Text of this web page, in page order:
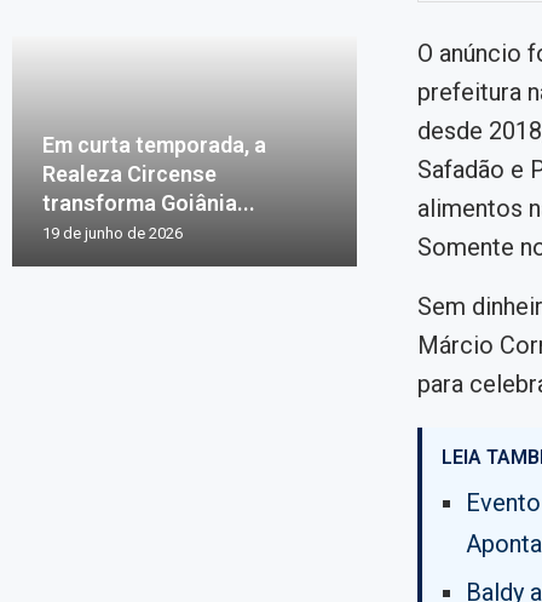
O anúncio
prefeitura
desde
Safadão e
alimentos
Somente
Sem
Márcio
para
LEIA
Baldy
Em curta temporada, a
Realeza Circense
transforma Goiânia...
19 de junho de 2026